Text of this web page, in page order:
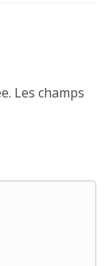
Les champs